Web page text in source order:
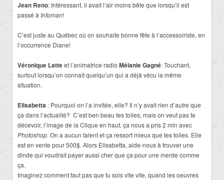
Jean Reno: Intéressant, il avait l’air moins bête que lorsqu’il est
passé à Infoman!
C’est juste au Québec où on souhaite bonne fête à l’accessoiriste, en
l’occurrence Diane!
Véronique Latteet l’animatrice radio Mélanie Gagné: Touchant,
surtout lorsqu’on connaît quelqu’un qui a déjà vécu la même
situation.
Elisabetta : Pourquoi on l’a invitée, elle? Il n’y avait rien d’autre que
ça dans l’actualité? C’est ben beau tes toiles, mais on veut pas te
décevoir, l’image de la Clique en haut, ça nous a pris 2 min avec
Photoshop. On a aucun talent et ça ressort mieux que tes toiles. Elle
est en vente pour 500$. Alors Elisabetta, aide-nous à trouver une
dinde qui voudrait payer aussi cher que ça pour une merde comme
ça.
Imaginez comment faut pas que tu sois vite vite, quand les oeuvres